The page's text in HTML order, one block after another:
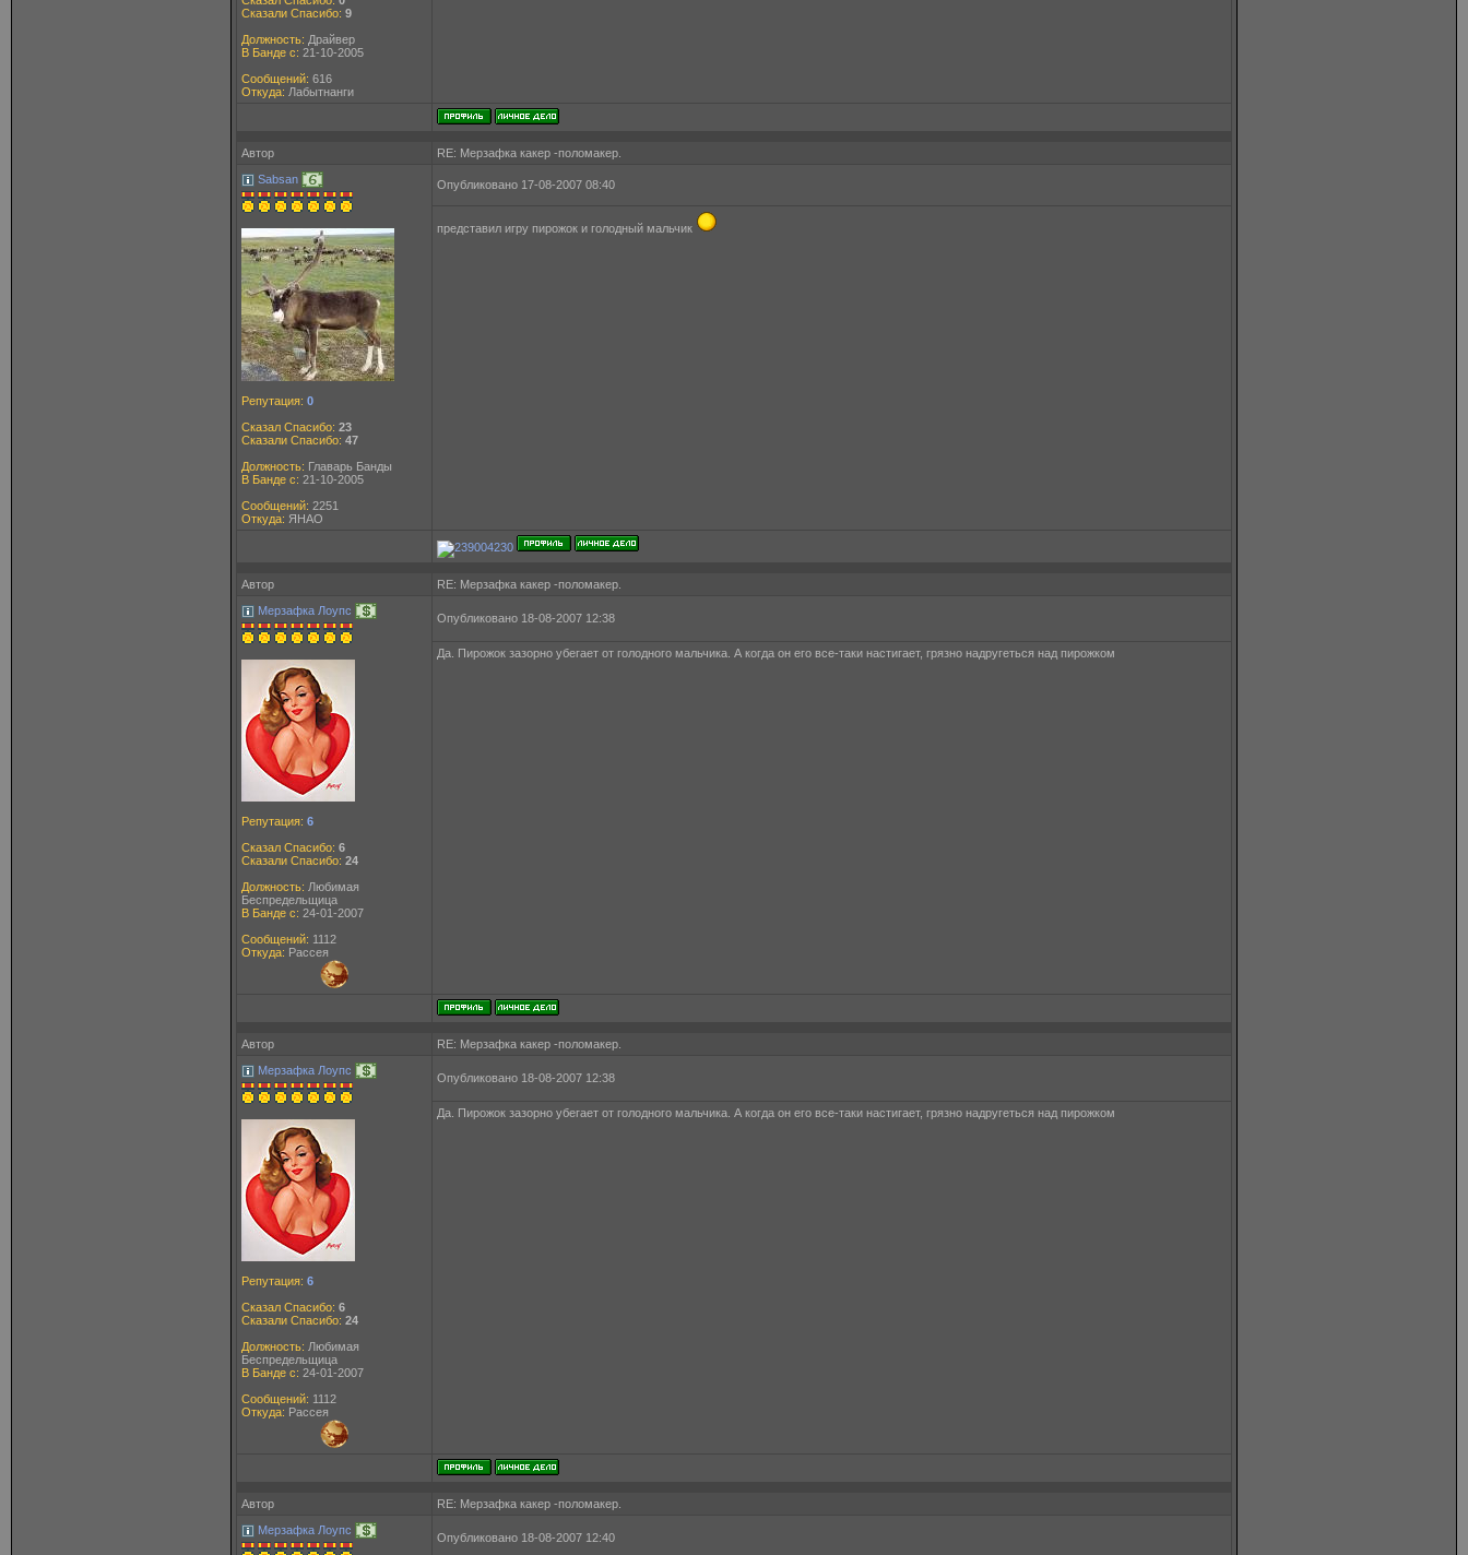
Сказали Спасибо: 9
Должность: Драйвер
В Банде с: 21-10-2005
Сообщений: 616
Откуда: Лабытнанги
Автор
RE: Мерзафка какер -поломакер.
Sabsan
Репутация: 0
Сказал Спасибо: 23
Сказали Спасибо: 47
Должность: Главарь Банды
В Банде с: 21-10-2005
Сообщений: 2251
Откуда: ЯНАО
Опубликовано 17-08-2007 08:40
представил игру пирожок и голодный мальчик
Автор
RE: Мерзафка какер -поломакер.
Мерзафка Лоупс
Репутация: 6
Сказал Спасибо: 6
Сказали Спасибо: 24
Должность: Любимая
Беспредельщица
В Банде с: 24-01-2007
Сообщений: 1112
Откуда: Рассея
Опубликовано 18-08-2007 12:38
Да. Пирожок зазорно убегает от голодного мальчика. А когда он его все-таки настигает, грязно надругеться над пирожком
Автор
RE: Мерзафка какер -поломакер.
Мерзафка Лоупс
Репутация: 6
Сказал Спасибо: 6
Сказали Спасибо: 24
Должность: Любимая
Беспредельщица
В Банде с: 24-01-2007
Сообщений: 1112
Откуда: Рассея
Опубликовано 18-08-2007 12:38
Да. Пирожок зазорно убегает от голодного мальчика. А когда он его все-таки настигает, грязно надругеться над пирожком
Автор
RE: Мерзафка какер -поломакер.
Мерзафка Лоупс
Опубликовано 18-08-2007 12:40